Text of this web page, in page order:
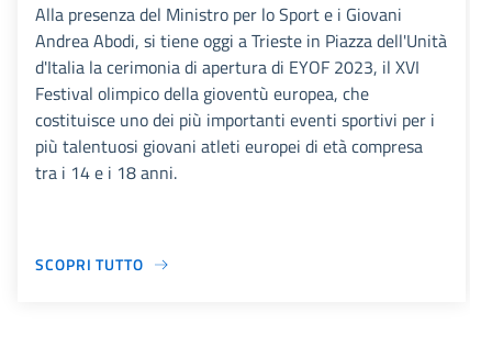
Alla presenza del Ministro per lo Sport e i Giovani
Andrea Abodi, si tiene oggi a Trieste in Piazza dell'Unità
d'Italia la cerimonia di apertura di EYOF 2023, il XVI
Festival olimpico della gioventù europea, che
costituisce uno dei più importanti eventi sportivi per i
più talentuosi giovani atleti europei di età compresa
tra i 14 e i 18 anni.
SCOPRI TUTTO